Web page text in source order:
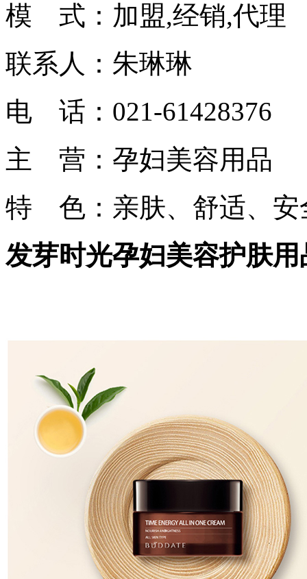
模 式：加盟,经销,代理
联系人：朱琳琳
电 话：021-61428376
主 营：孕妇美容用品
特 色：亲肤、舒适、安
发芽时光孕妇美容护肤用